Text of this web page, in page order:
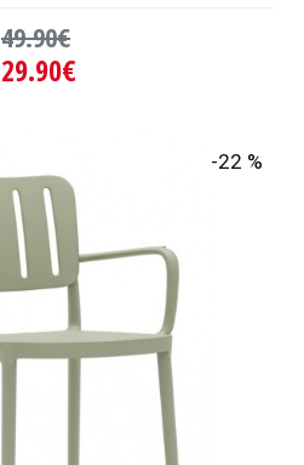
29.90€
49.90€
-22 %